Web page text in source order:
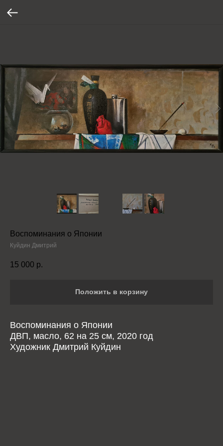
Воспоминания о Японии
Куйдин Дмитрий
15 000 р.
Положить в корзину
Воспоминания о Японии
ДВП, масло, 62 на 25 см, 2020 год
Художник Дмитрий Куйдин